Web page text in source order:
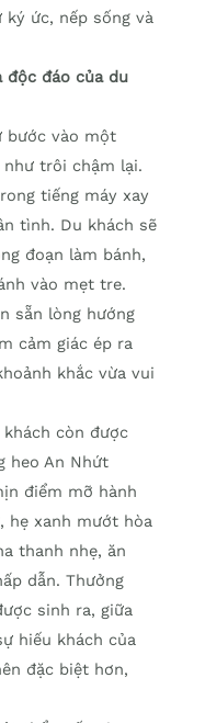
ký ức, nếp sống và
độc đáo của du
bước vào một
trôi chậm lại.
tiếng máy xay
tình. Du khách sẽ
đoạn làm bánh,
vào mẹt tre.
sẵn lòng hướng
cảm giác ép ra
khắc vừa vui
còn được
heo An Nhứt
điểm mỡ hành
hẹ xanh mướt hòa
thanh nhẹ, ăn
dẫn. Thưởng
sinh ra, giữa
hiếu khách của
đặc biệt hơn,